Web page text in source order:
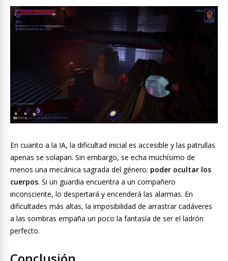
En cuanto a la IA, la dificultad inicial es accesible y las patrullas
apenas se solapan. Sin embargo, se echa muchísimo de
menos una mecánica sagrada del género: poder ocultar los
cuerpos. Si un guardia encuentra a un compañero
inconsciente, lo despertará y encenderá las alarmas. En
dificultades más altas, la imposibilidad de arrastrar cadáveres
a las sombras empaña un poco la fantasía de ser el ladrón
perfecto.